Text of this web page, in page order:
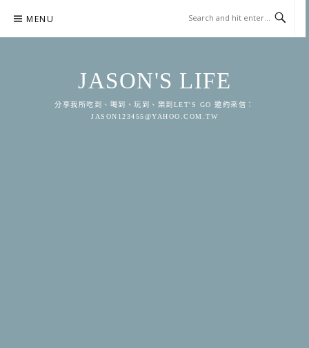
content
MENU
JASON'S LIFE
分享我所吃到、喝到、玩到、樂到LET'S GO 邀約來信：
JASON123455@YAHOO.COM.TW